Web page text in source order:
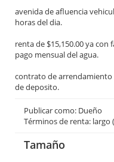
avenida de afluencia
horas del dia.
renta de $15,150.00 ya
pago mensual del agua.
contrato de arrendamiento
de deposito.
Publicar como: Dueño
Términos de renta: largo
Tamaño